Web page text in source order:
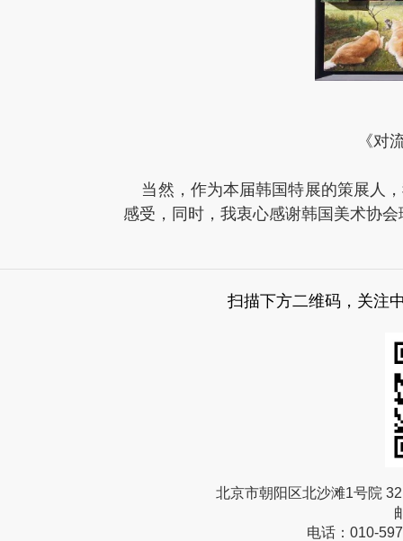
《对
当然，作为本届韩国特展的策展人
感受，同时，我衷心感谢韩国美术协
扫描下方二维码，关注
北京市朝阳区北沙滩1号院
电话：010-